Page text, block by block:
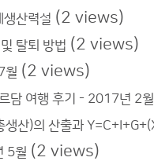
산력설 (2 views)
탈퇴 방법 (2 views)
월 (2 views)
담 여행 후기 - 2017년 2월
생산)의 산출과
5월 (2 views)